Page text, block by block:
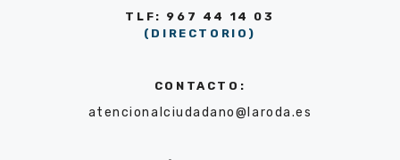
TLF: 967 44 14 03
(DIRECTORIO)
CONTACTO:
atencionalciudadano@laroda.es